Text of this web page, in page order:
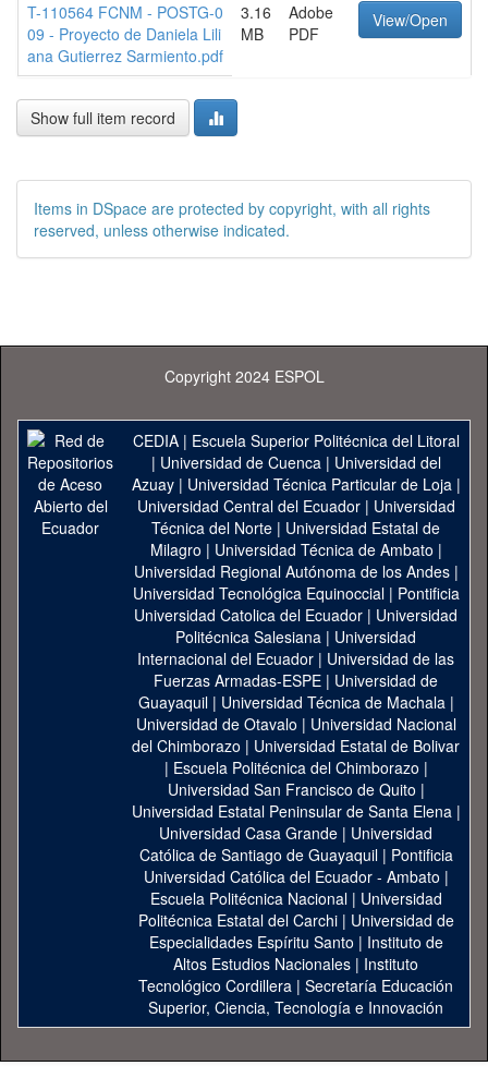
T-110564 FCNM - POSTG-0
09 - Proyecto de Daniela Lili
ana Gutierrez Sarmiento.pdf
3.16
MB
Adobe
PDF
View/Open
Show full item record
Items in DSpace are protected by copyright, with all rights
reserved, unless otherwise indicated.
Copyright 2024 ESPOL
CEDIA| Escuela Superior Politécnica del Litoral
| Universidad de Cuenca| Universidad del
Azuay| Universidad Técnica Particular de Loja|
Universidad Central del Ecuador| Universidad
Técnica del Norte | Universidad Estatal de
Milagro | Universidad Técnica de Ambato |
Universidad Regional Autónoma de los Andes|
Universidad Tecnológica Equinoccial| Pontificia
Universidad Catolica del Ecuador | Universidad
Politécnica Salesiana | Universidad
Internacional del Ecuador | Universidad de las
Fuerzas Armadas-ESPE | Universidad de
Guayaquil| Universidad Técnica de Machala|
Universidad de Otavalo | Universidad Nacional
del Chimborazo | Universidad Estatal de Bolivar
| Escuela Politécnica del Chimborazo |
Universidad San Francisco de Quito |
Universidad Estatal Peninsular de Santa Elena|
Universidad Casa Grande | Universidad
Católica de Santiago de Guayaquil| Pontificia
Universidad Católica del Ecuador - Ambato |
Escuela Politécnica Nacional| Universidad
Politécnica Estatal del Carchi| Universidad de
Especialidades Espíritu Santo | Instituto de
Altos Estudios Nacionales | Instituto
Tecnológico Cordillera | Secretaría Educación
Superior, Ciencia, Tecnología e Innovación